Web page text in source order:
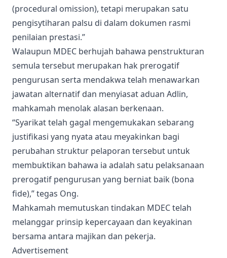
(procedural omission), tetapi merupakan satu
pengisytiharan palsu di dalam dokumen rasmi
penilaian prestasi.”
Walaupun MDEC berhujah bahawa penstrukturan
semula tersebut merupakan hak prerogatif
pengurusan serta mendakwa telah menawarkan
jawatan alternatif dan menyiasat aduan Adlin,
mahkamah menolak alasan berkenaan.
“Syarikat telah gagal mengemukakan sebarang
justifikasi yang nyata atau meyakinkan bagi
perubahan struktur pelaporan tersebut untuk
membuktikan bahawa ia adalah satu pelaksanaan
prerogatif pengurusan yang berniat baik (bona
fide),” tegas Ong.
Mahkamah memutuskan tindakan MDEC telah
melanggar prinsip kepercayaan dan keyakinan
bersama antara majikan dan pekerja.
Advertisement